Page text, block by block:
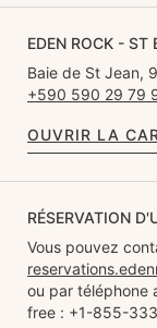
EDEN ROCK - ST
Baie de St Jean,
+590 590 29 79
OUVRIR LA
RÉSERVATION
Vous pouvez
ou par téléphone
free : +1-855-